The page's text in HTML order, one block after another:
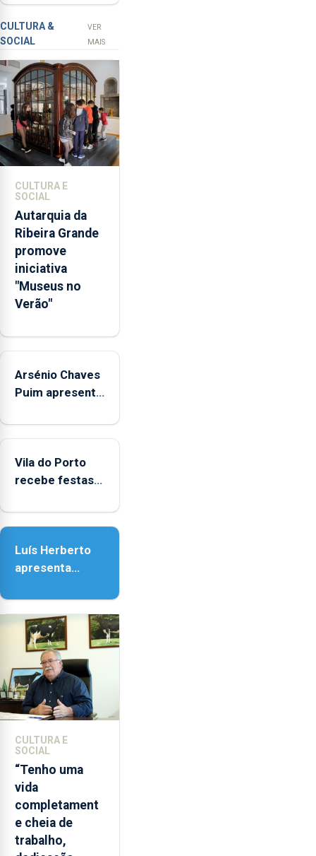
a
prevenção
primária
da
violência
doméstica,
através
da
promoção
de
pessoais,
emocionais
e
sociais
junto
das
crianças
com selo Marca
Açores
CULTURA &
SOCIAL
VER
MAIS
CULTURA E
SOCIAL
Autarquia da
Ribeira Grande
promove
iniciativa
"Museus no
Verão"
Arsénio Chaves
Puim apresenta
Biblioteca de
Vila do Porto
recebe festas
Nossa Senhora
Luís Herberto
apresenta
Paisagem’
CULTURA E
SOCIAL
“Tenho uma
vida
completament
e cheia de
trabalho,